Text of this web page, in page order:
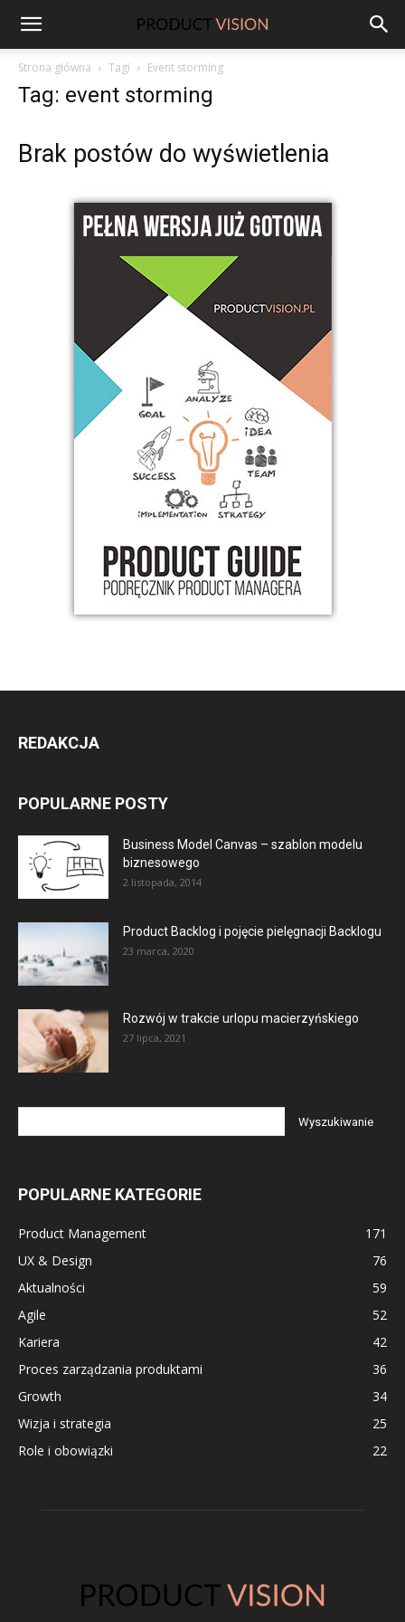
ProductVision
Strona główna Tagi Event storming
Tag: event storming
Brak postów do wyświetlenia
REDAKCJA
POPULARNE POSTY
Business Model Canvas – szablon modelu
biznesowego
2 listopada, 2014
Product Backlog i pojęcie pielęgnacji Backlogu
23 marca, 2020
Rozwój w trakcie urlopu macierzyńskiego
27 lipca, 2021
POPULARNE KATEGORIE
Product Management
171
UX & Design
76
Aktualności
59
Agile
52
Kariera
42
Proces zarządzania produktami
36
Growth
34
Wizja i strategia
25
Role i obowiązki
22